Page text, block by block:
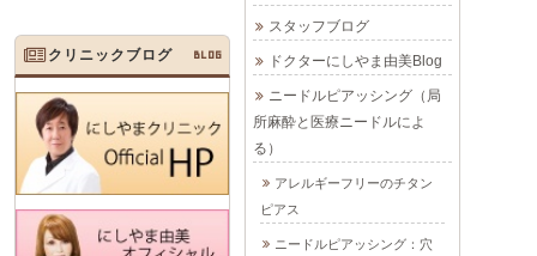
スタッフブログ
ドクターにしやま由美Blog
ニードルピアッシング（局
所麻酔と医療ニードルによ
る）
アレルギーフリーのチタン
ピアス
ニードルピアッシング：穴
クリニックブログ BLOG